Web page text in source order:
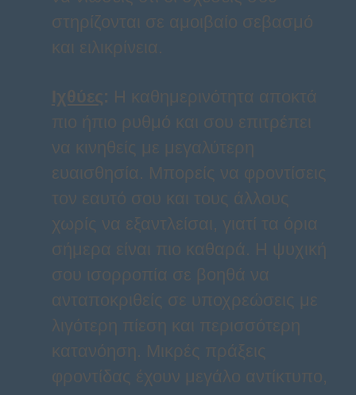
στηρίζονται σε αμοιβαίο σεβασμό
και ειλικρίνεια.
Ιχθύες: Η καθημερινότητα αποκτά
πιο ήπιο ρυθμό και σου επιτρέπει
να κινηθείς με μεγαλύτερη
ευαισθησία. Μπορείς να φροντίσεις
τον εαυτό σου και τους άλλους
χωρίς να εξαντλείσαι, γιατί τα όρια
σήμερα είναι πιο καθαρά. Η ψυχική
σου ισορροπία σε βοηθά να
ανταποκριθείς σε υποχρεώσεις με
λιγότερη πίεση και περισσότερη
κατανόηση. Μικρές πράξεις
φροντίδας έχουν μεγάλο αντίκτυπο,